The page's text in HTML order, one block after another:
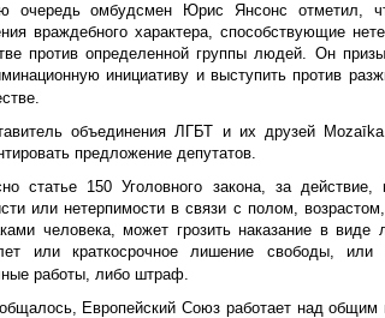
очередь омбудсмен Юрис Янсонс отметил,
враждебного характера, способствующие
против определенной группы людей. Он
инициативу и выступить против
объединения ЛГБТ и их друзей
предложение депутатов.
статье 150 Уголовного закона, за действие,
или нетерпимости в связи с полом,
человека, может грозить наказание в
или краткосрочное лишение свободы, или
работы, либо штраф.
Европейский Союз работает над общим